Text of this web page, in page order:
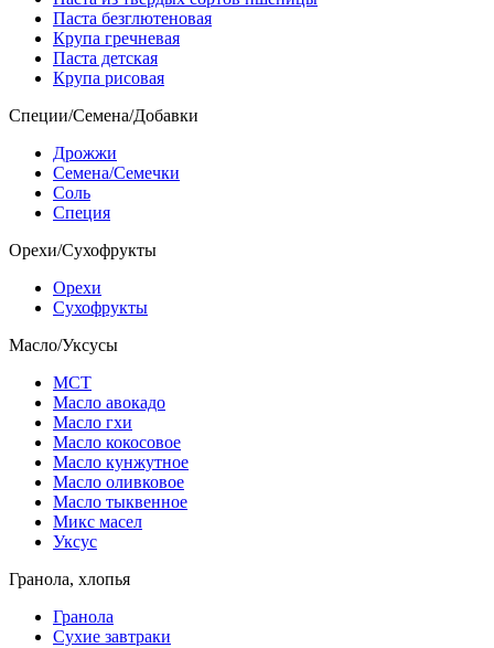
Паста безглютеновая
Крупа гречневая
Паста детская
Крупа рисовая
Специи/Семена/Добавки
Дрожжи
Семена/Семечки
Соль
Специя
Орехи/Сухофрукты
Орехи
Сухофрукты
Масло/Уксусы
МСТ
Масло авокадо
Масло гхи
Масло кокосовое
Масло кунжутное
Масло оливковое
Масло тыквенное
Микс масел
Уксус
Гранола, хлопья
Гранола
Сухие завтраки